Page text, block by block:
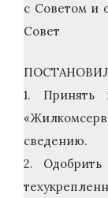
с Советом и
Совет
1. Принять
сведению.
2.